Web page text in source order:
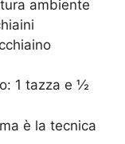
ambiente
1 tazza e ½
è la tecnica